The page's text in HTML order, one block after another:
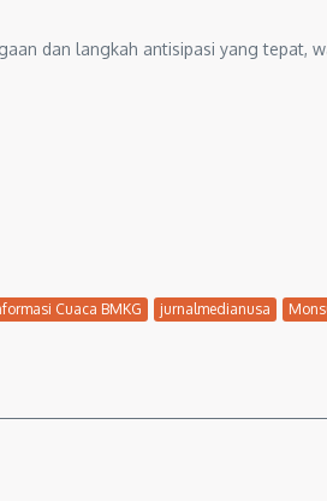
dan langkah antisipasi yang tepat,
Cuaca BMKG jurnalmedianusa